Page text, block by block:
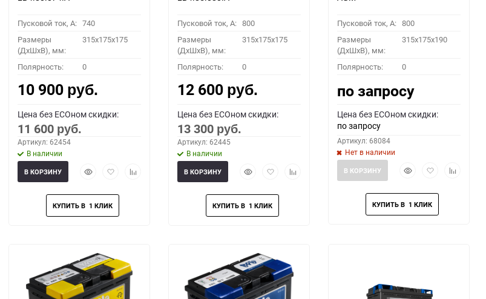
Пусковой ток, A: 740
Размеры
(ДхШхВ), мм:
315x175x175
Полярность: 0
10 900 руб.
Цена без ECOном скидки:
11 600 руб.
Артикул: 62454
В наличии
БыстрыйДобавить
избранное
Добавить
В КОРЗИНУ
Пусковой ток, A: 800
Размеры
(ДхШхВ), мм:
315x175x175
Полярность: 0
12 600 руб.
Цена без ECOном скидки:
13 300 руб.
Артикул: 62445
В наличии
БыстрыйДобавить
избранное
Добавить
В КОРЗИНУ
Пусковой ток, A: 800
Размеры
(ДхШхВ), мм:
315x175x190
Полярность: 0
по запросу
Цена без ECOном скидки:
по запросу
Артикул: 68084
Нет в наличии
БыстрыйДобавить
избранное
Добавить
В КОРЗИНУ